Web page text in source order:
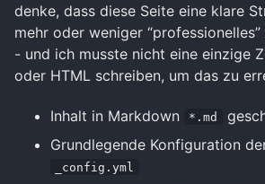
denke, dass diese Seite eine klare
mehr oder weniger
- und ich musste nicht eine einzige
oder HTML schreiben, um das zu
Inhalt in Markdown *.md
Grundlegende Konfiguration
_config.yml